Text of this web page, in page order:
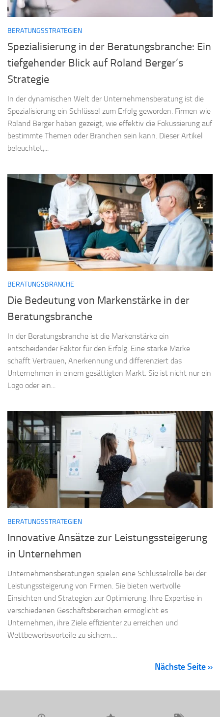
BERATUNGSSTRATEGIEN
Spezialisierung in der Beratungsbranche: Ein
tiefgehender Blick auf Roland Berger’s
Strategie
In der dynamischen Welt der Unternehmensberatung ist die
Spezialisierung ein Schlüssel zum Erfolg geworden. Firmen wie
Roland Berger haben gezeigt, wie effektiv die Fokussierung auf
bestimmte Themen oder Branchen sein kann. Dieser Artikel
beleuchtet,...
BERATUNGSBRANCHE
Die Bedeutung von Markenstärke in der
Beratungsbranche
In der Beratungsbranche ist die Markenstärke ein
entscheidender Faktor für den Erfolg. Eine starke Marke
schafft Vertrauen, Anerkennung und differenziert das
Unternehmen in einem gesättigten Markt. Sie ist nicht nur ein
Logo oder ein...
BERATUNGSSTRATEGIEN
Innovative Ansätze zur Leistungssteigerung
in Unternehmen
Unternehmensberatungen spielen eine Schlüsselrolle bei der
Leistungssteigerung von Firmen. Sie bieten wertvolle
Einsichten und Strategien zur Optimierung. Ihre Expertise in
verschiedenen Geschäftsbereichen ermöglicht es
Unternehmen, ihre Ziele effizienter zu erreichen und
Wettbewerbsvorteile zu sichern....
Nächste Seite »